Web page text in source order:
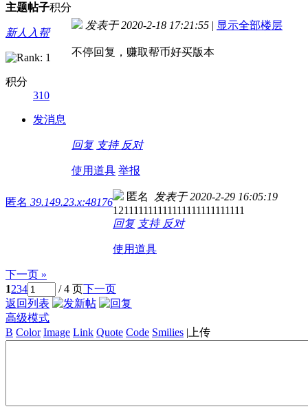
主题帖子积分
新人入帮
积分
310
发消息
发表于 2020-2-18 17:21:55 | 显示全部楼层
不停回复，赚取帮币好买版本
回复 支持 反对
使用道具 举报
匿名 39.149.23.x:48176 匿名 发表于 2020-2-29 16:05:19
121111111111111111111111111
回复 支持 反对
使用道具
下一页 »
1234 / 4 页下一页
返回列表
高级模式
B Color Image Link Quote Code Smilies | 上传